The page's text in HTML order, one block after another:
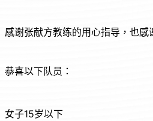
感谢张献方教练的用心指导，也感
恭喜以下队员：
女子15岁以下